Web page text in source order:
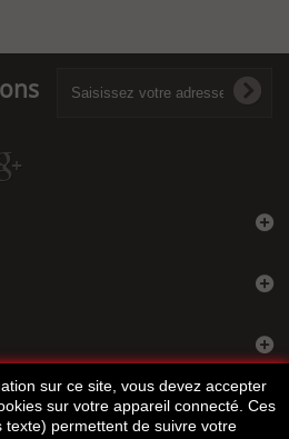
boutique
sur ce site, vous devez accepter
sur votre appareil connecté. Ces
texte) permettent de suivre votre